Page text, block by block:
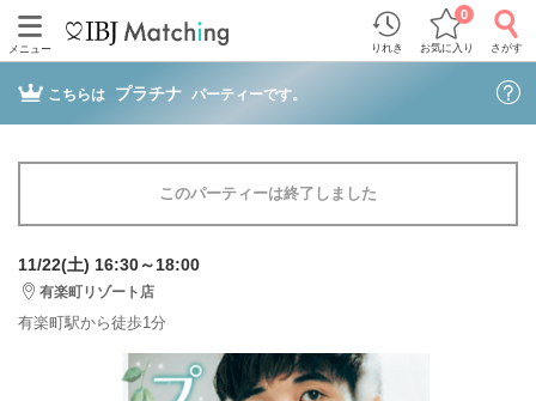
メニュー りれき お気に入り
0
さがす
こちらは プラチナ パーティーです。
このパーティーは終了しました
11/22(土) 16:30～18:00
有楽町リゾート店
有楽町駅から徒歩1分